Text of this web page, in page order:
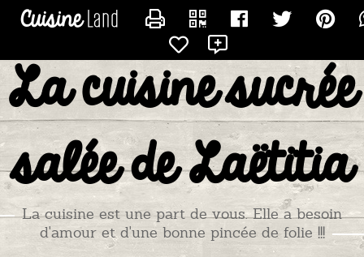
La cuisine sucrée
salée de Laëtitia
La cuisine est une part de vous. Elle a besoin
d'amour et d'une bonne pincée de folie !!!
CONTACTER TITIADU25